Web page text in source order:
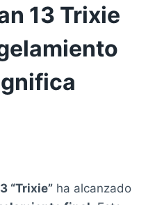
13 Trixie
“Trixie” ha alcanzado